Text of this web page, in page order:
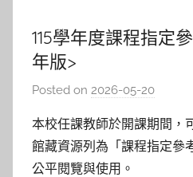
115學年度課程指定
年版>
Posted on 2026-05-20
湯
春
本校任課教師於開課期間，
館藏資源列為「課程指定參
公平閱覽與使用。